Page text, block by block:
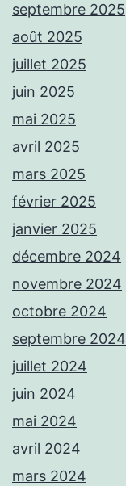
septembre 2025
août 2025
juillet 2025
juin 2025
mai 2025
avril 2025
mars 2025
février 2025
janvier 2025
décembre 2024
novembre 2024
octobre 2024
septembre 2024
juillet 2024
juin 2024
mai 2024
avril 2024
mars 2024